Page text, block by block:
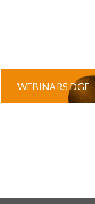
WEBINARS DGE